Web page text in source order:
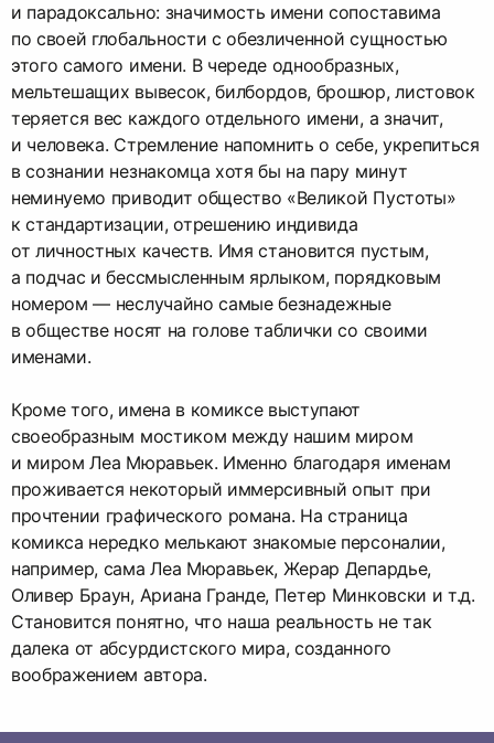
и парадоксально: значимость имени сопоставима
по своей глобальности с обезличенной сущностью
этого самого имени. В череде однообразных,
мельтешащих вывесок, билбордов, брошюр, листовок
теряется вес каждого отдельного имени, а значит,
и человека. Стремление напомнить о себе, укрепиться
в сознании незнакомца хотя бы на пару минут
неминуемо приводит общество «Великой Пустоты»
к стандартизации, отрешению индивида
от личностных качеств. Имя становится пустым,
а подчас и бессмысленным ярлыком, порядковым
номером — неслучайно самые безнадежные
в обществе носят на голове таблички со своими
именами.
Кроме того, имена в комиксе выступают
своеобразным мостиком между нашим миром
и миром Леа Мюравьек. Именно благодаря именам
проживается некоторый иммерсивный опыт при
прочтении графического романа. На страница
комикса нередко мелькают знакомые персоналии,
например, сама Леа Мюравьек, Жерар Депардье,
Оливер Браун, Ариана Гранде, Петер Минковски и т.д.
Становится понятно, что наша реальность не так
далека от абсурдистского мира, созданного
воображением автора.